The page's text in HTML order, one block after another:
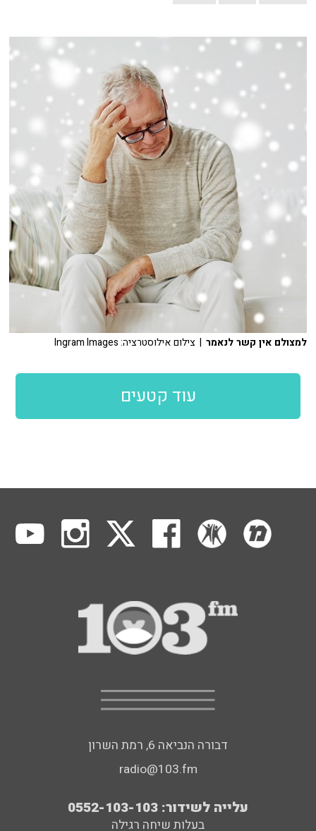
למצולם אין קשר לנאמר | צילום אילוסטרציה: Ingram Images
עוד קטעים
דבורה הנביאה 6, רמת השרון
radio@103.fm
עלייה לשידור: 0552-103-103
בעלות שיחה רגילה